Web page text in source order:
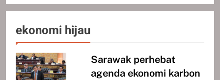
ekonomi hijau
Sarawak perhebat
agenda ekonomi karbon